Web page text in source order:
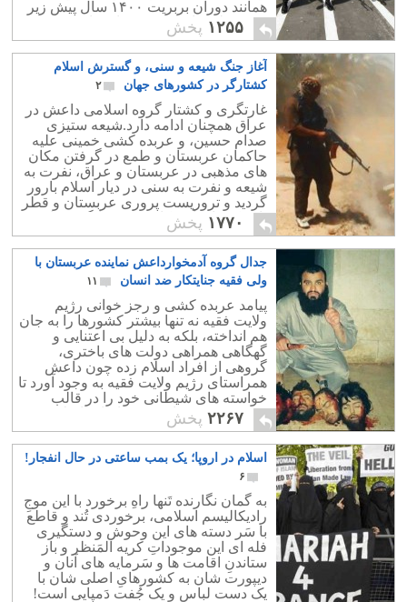
همانند دوران بربریت ۱۴۰۰ سال پیش زیر
پرچم خلیفه اسلامی برقرار سازند.
۱۲۵۵ پخش
آغاز جنگ شیعه و سنی، و گسترش اسلام
کشتارگر در کشورهای جهان
۲
غارتگری و کشتار گروه اسلامی داعش در
عراق همچنان ادامه دارد.شیعه ستیزی
صدام حسین، و عربده کشی خمینی علیه
حاکمان عربستان و طمع در گرفتن مکان
های مذهبی در عربستان و عراق، نفرت به
شیعه و نفرت به سنی در دیار اسلام بارور
گردید و تروریست پروری عربستان و قطر
با کمک های آمریکا موجب برانگیختن این
گروههاشد.
۱۷۷۰ پخش
جدال گروه آدمخوارداعش نماینده عربستان با
ولی فقیه جنایتکار ضد انسان
۱۱
پیامد عربده کشی و رجز خوانی رژیم
ولایت فقیه نه تنها بیشتر کشورها را به جان
هم انداخته، بلکه به دلیل بی اعتنایی و
گهگاهی همراهی دولت های باختری،
گروهی از افراد اسلام زده چون داعش
همراستای رژیم ولایت فقیه به وجود آورد تا
خواسته های شیطانی خود را در قالب
شریعه و دستورات عقب افتاده اسلامی
پیاده کند.
۲۲۶۷ پخش
اسلام در اروپا؛ یک بمب ساعتی در حال انفجار!
۶
به گمان نگارنده تَنها راهِ برخورد با این موجِ
رادیکالیسم اسلامی، برخوردی تُند و قاطع
با سَر دسته های این وحوش و دستگیری
فله ای این موجوداتِ کریه المَنظر و باز
ستاندنِ اقامت ها و سَرمایه های آنان و
دیپورت شان به کشورهایِ اصلی شان با
یک دست لباس و یک جُفت دَمپایی است!